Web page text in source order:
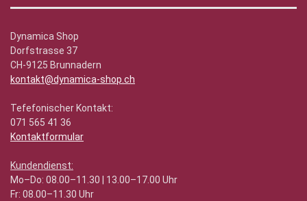
Dynamica Shop
Dorfstrasse 37
CH-9125 Brunnadern
kontakt@dynamica-shop.ch
Tefefonischer Kontakt:
071 565 41 36
Kontaktformular
Kundendienst:
Mo–Do: 08.00–11.30 | 13.00–17.00 Uhr
Fr: 08.00–11.30 Uhr